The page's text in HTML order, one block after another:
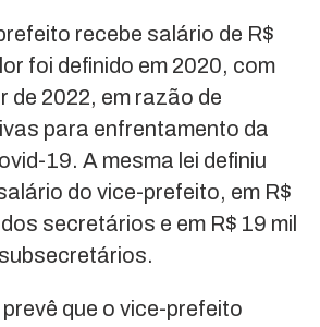
recebe salário de R$
foi definido em 2020, com
de 2022, em razão de
para enfrentamento da
19. A mesma lei definiu
do vice-prefeito, em R$
secretários e em R$ 19 mil
que o vice-prefeito